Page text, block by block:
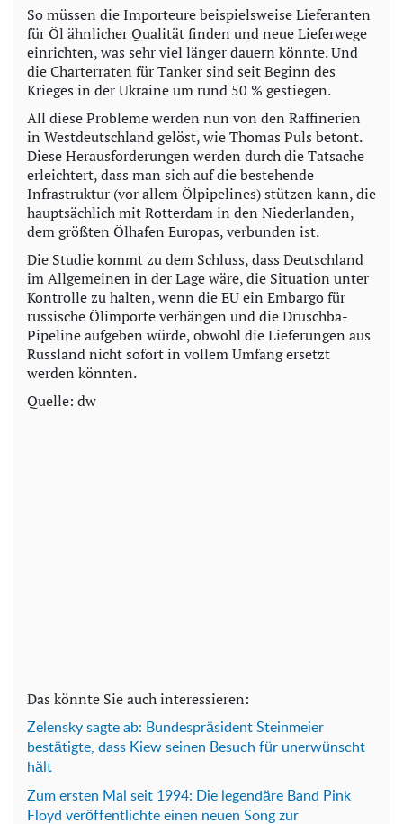
So müssen die Importeure beispielsweise Lieferanten
für Öl ähnlicher Qualität finden und neue Lieferwege
einrichten, was sehr viel länger dauern könnte. Und
die Charterraten für Tanker sind seit Beginn des
Krieges in der Ukraine um rund 50 % gestiegen.
All diese Probleme werden nun von den Raffinerien
in Westdeutschland gelöst, wie Thomas Puls betont.
Diese Herausforderungen werden durch die Tatsache
erleichtert, dass man sich auf die bestehende
Infrastruktur (vor allem Ölpipelines) stützen kann, die
hauptsächlich mit Rotterdam in den Niederlanden,
dem größten Ölhafen Europas, verbunden ist.
Die Studie kommt zu dem Schluss, dass Deutschland
im Allgemeinen in der Lage wäre, die Situation unter
Kontrolle zu halten, wenn die EU ein Embargo für
russische Ölimporte verhängen und die Druschba-
Pipeline aufgeben würde, obwohl die Lieferungen aus
Russland nicht sofort in vollem Umfang ersetzt
werden könnten.
Quelle: dw
Das könnte Sie auch interessieren:
Zelensky sagte ab: Bundespräsident Steinmeier
bestätigte, dass Kiew seinen Besuch für unerwünscht
hält
Zum ersten Mal seit 1994: Die legendäre Band Pink
Floyd veröffentlichte einen neuen Song zur